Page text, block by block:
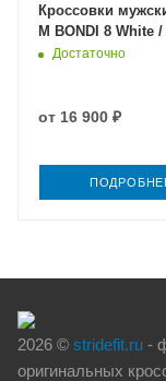
Кроссовки
M BONDI 8 White
Достаточно
от 16 900 ₽
2026 © stridefit.ru -
оригинальных